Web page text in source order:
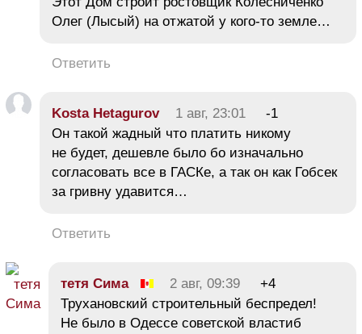
Олег (Лысый) на отжатой у кого-то земле…
Ответить
Kosta Hetagurov 1 авг, 23:01
-1
Он такой жадный что платить никому
не будет, дешевле было бо изначально
согласовать все в ГАСКе, а так он как Гобсек
за гривну удавится…
Ответить
тетя Сима 2 авг, 09:39
+4
Трухановский строительный беспредел!
Не было в Одессе советской властиб